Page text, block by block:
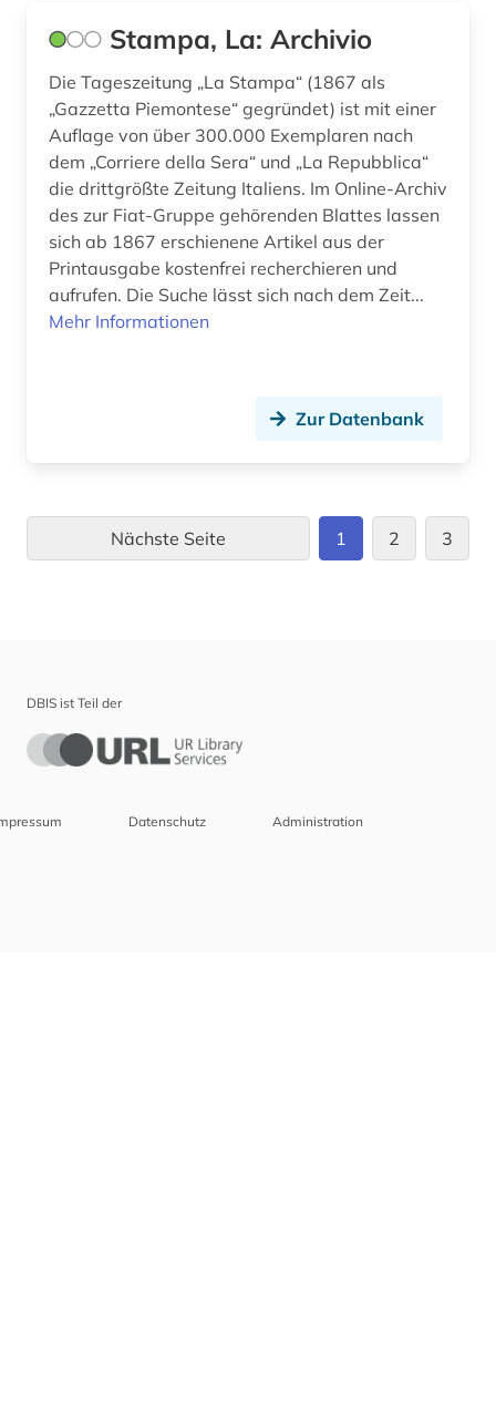
Stampa, La: Archivio
Die Tageszeitung „La Stampa“ (1867 als
„Gazzetta Piemontese“ gegründet) ist mit einer
Auflage von über 300.000 Exemplaren nach
dem „Corriere della Sera“ und „La Repubblica“
die drittgrößte Zeitung Italiens. Im Online-Archiv
des zur Fiat-Gruppe gehörenden Blattes lassen
sich ab 1867 erschienene Artikel aus der
Printausgabe kostenfrei recherchieren und
aufrufen. Die Suche lässt sich nach dem Zeit...
Mehr Informationen
Zur Datenbank
Nächste Seite 1 2 3
DBIS ist Teil der
Datenschutz Administration